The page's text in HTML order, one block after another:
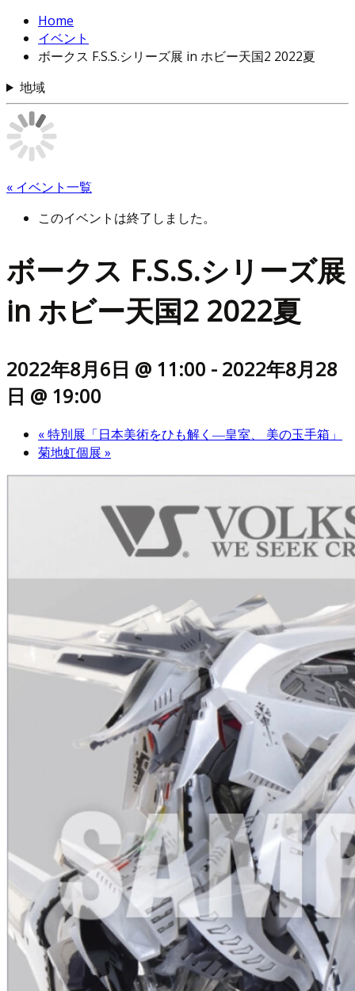
Home
イベント
ボークス F.S.S.シリーズ展 in ホビー天国2 2022夏
地域
« イベント一覧
このイベントは終了しました。
ボークス F.S.S.シリーズ展
in ホビー天国2 2022夏
2022年8月6日 @ 11:00 - 2022年8月28
日 @ 19:00
«特別展「日本美術をひも解く―皇室、 美の玉手箱」
菊地虹個展 »